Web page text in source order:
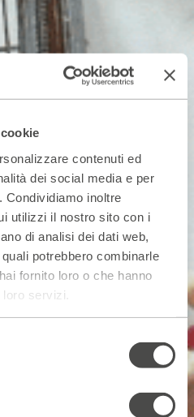
contenuti ed
dei social media e per
Condividiamo inoltre
utilizzi il nostro sito con i
di analisi dei dati web,
potrebbero combinarle
fornito loro o che hanno
servizi.